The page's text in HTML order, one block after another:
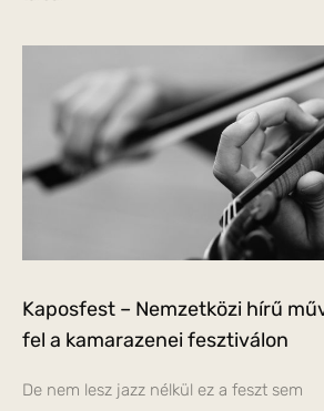
Kaposfest – Nemzetközi hírű
fel a kamarazenei fesztiválon
De nem lesz jazz nélkül ez a feszt sem